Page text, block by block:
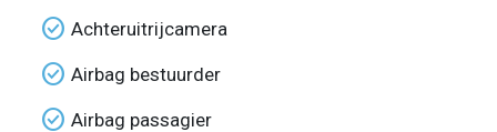
check_circle Achteruitrijcamera
check_circle Airbag bestuurder
check_circle Airbag passagier